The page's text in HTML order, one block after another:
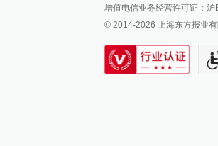
派生万物开
IP
SIXTH TONE
增值电信业务经营许可证：沪
© 2014-2026 上海东方报业有